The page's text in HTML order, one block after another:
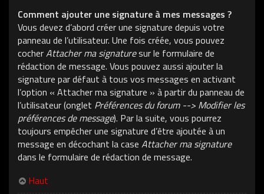
Comment ajouter une signature à mes messages ?
Vous devez d’abord créer une signature depuis votre
panneau de l’utilisateur. Une fois créée, vous pouvez
cocherAttacher ma signaturesur le formulaire de
rédaction de message. Vous pouvez aussi ajouter la
signature par défaut à tous vos messages en activant
l’option « Attacher ma signature » à partir du panneau de
l’utilisateur (onglet Préférences du forum --> Modifier les
préférences de message). Par la suite, vous pourrez
toujours empêcher une signature d’être ajoutée à un
message en décochant la case Attacher ma signature
dans le formulaire de rédaction de message.
Haut